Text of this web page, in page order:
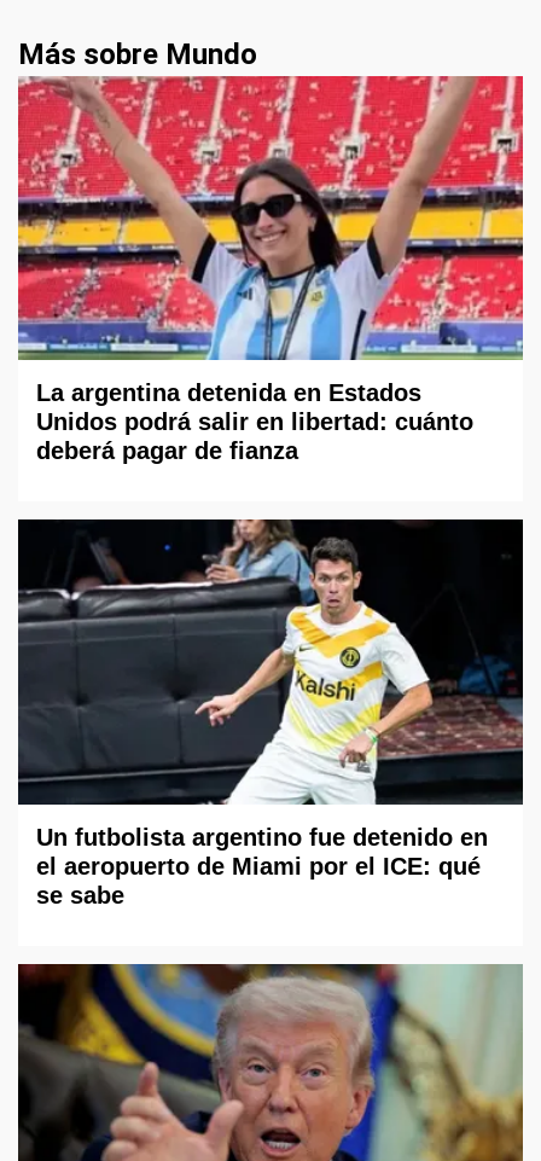
Más sobre Mundo
La argentina detenida en Estados
Unidos podrá salir en libertad: cuánto
deberá pagar de fianza
Un futbolista argentino fue detenido en
el aeropuerto de Miami por el ICE: qué
se sabe